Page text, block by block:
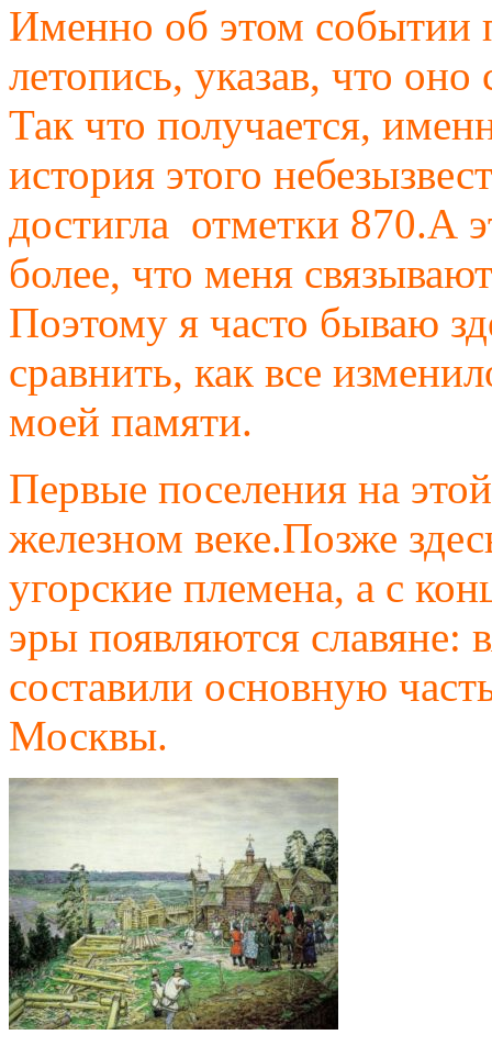
Именно об этом событии
летопись, указав, что
Так что получается,
история этого
достигла отметки 870.А
более, что меня
Поэтому я часто бываю
сравнить, как все
моей памяти.
Первые поселения на
железном веке.Позже
угорские племена, а с
эры появляются
составили основную
Москвы.